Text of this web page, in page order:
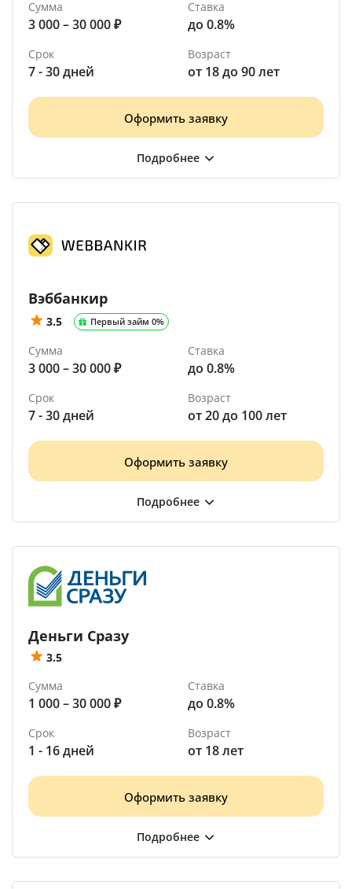
Сумма
3 000 – 30 000 ₽
Ставка
до 0.8%
Срок
7 - 30 дней
Возраст
от 18 до 90 лет
Оформить заявку
Вэббанкир
3.5 Первый займ 0%
Сумма
3 000 – 30 000 ₽
Ставка
до 0.8%
Срок
7 - 30 дней
Возраст
от 20 до 100 лет
Оформить заявку
Деньги Сразу
3.5
Сумма
1 000 – 30 000 ₽
Ставка
до 0.8%
Срок
1 - 16 дней
Возраст
от 18 лет
Оформить заявку